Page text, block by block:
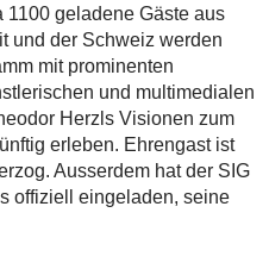
geladene Gäste aus
und der Schweiz werden
mit prominenten
und multimedialen
Herzls Visionen zum
erleben. Ehrengast ist
Ausserdem hat der SIG
offiziell eingeladen, seine